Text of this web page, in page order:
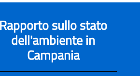
Rapporto sullo stato
dell'ambiente in
Campania